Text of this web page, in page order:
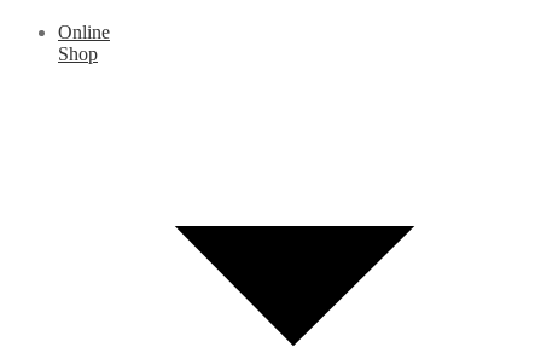
Online
Shop